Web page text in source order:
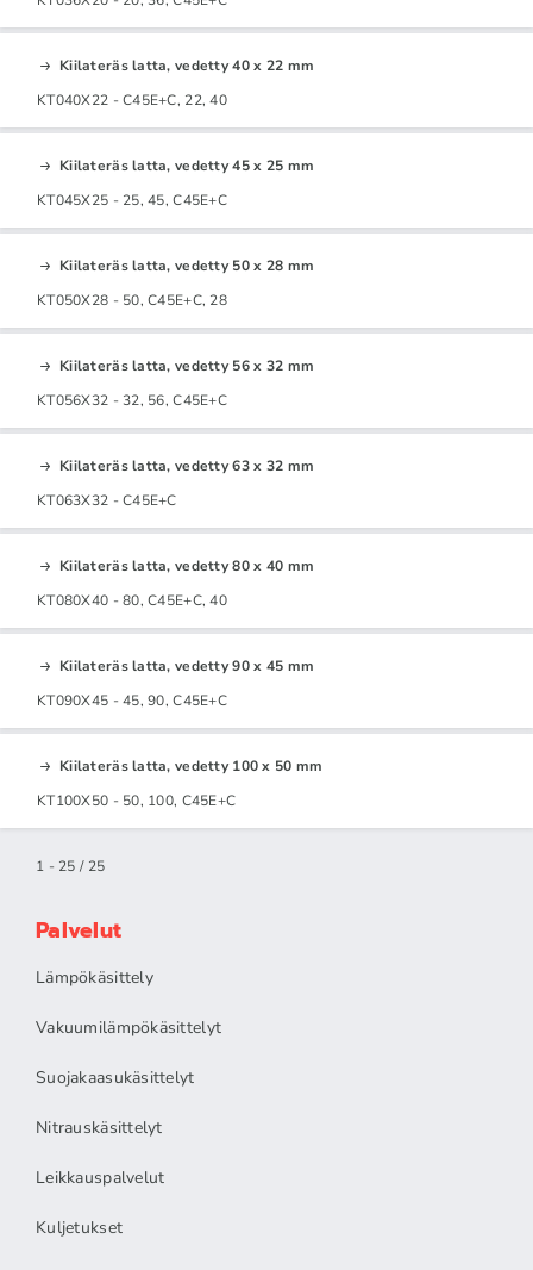
Kiilateräs latta, vedetty 40 x 22 mm
KT040X22 - C45E+C, 22, 40
Kiilateräs latta, vedetty 45 x 25 mm
KT045X25 - 25, 45, C45E+C
Kiilateräs latta, vedetty 50 x 28 mm
KT050X28 - 50, C45E+C, 28
Kiilateräs latta, vedetty 56 x 32 mm
KT056X32 - 32, 56, C45E+C
Kiilateräs latta, vedetty 63 x 32 mm
KT063X32 - C45E+C
Kiilateräs latta, vedetty 80 x 40 mm
KT080X40 - 80, C45E+C, 40
Kiilateräs latta, vedetty 90 x 45 mm
KT090X45 - 45, 90, C45E+C
Kiilateräs latta, vedetty 100 x 50 mm
KT100X50 - 50, 100, C45E+C
1 - 25 / 25
Palvelut
Lämpökäsittely
Vakuumilämpökäsittelyt
Suojakaasukäsittelyt
Nitrauskäsittelyt
Leikkauspalvelut
Kuljetukset